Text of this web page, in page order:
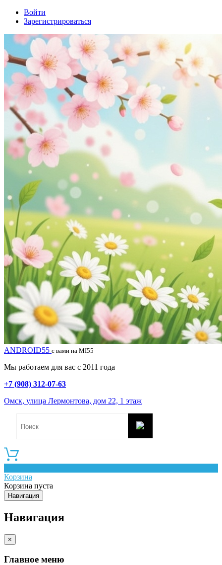
Войти
Зарегистрироваться
ANDROID55 с вами на MI55
Мы работаем для вас с 2011 года
+7 (908) 312-07-63
Омск, улица Лермонтова, дом 22, 1 этаж
Корзина
Корзина пуста
Навигация
Навигация
×
Главное меню